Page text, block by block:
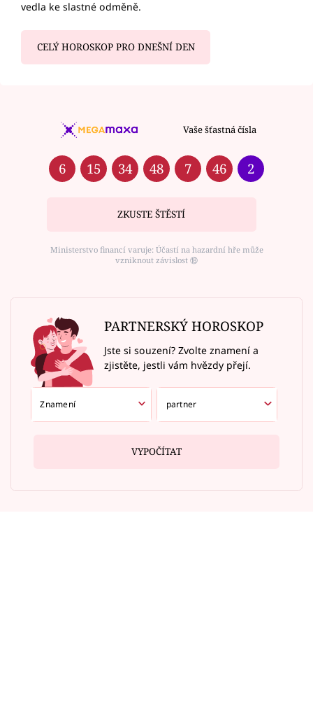
vedla ke slastné odměně.
CELÝ HOROSKOP PRO DNEŠNÍ DEN
Vaše šťastná čísla
6 15 34 48 7 46 2
ZKUSTE ŠTĚSTÍ
Ministerstvo financí varuje: Účastí na hazardní hře může
vzniknout závislost ⑱
PARTNERSKÝ HOROSKOP
Jste si souzení? Zvolte znamení a
zjistěte, jestli vám hvězdy přejí.
VYPOČÍTAT